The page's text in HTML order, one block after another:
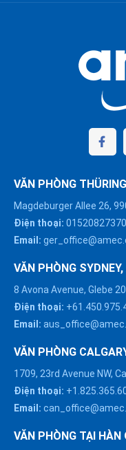
VĂN PHÒNG
Magdeburger Allee 26,
Điện thoại:
Email:
VĂN PHÒNG
8 Avona Avenue, Glebe
Điện thoại:
Email:
VĂN PHÒNG
1709, 23rd Avenue NW,
Điện thoại:
Email:
VĂN PHÒNG TẠI HÀN